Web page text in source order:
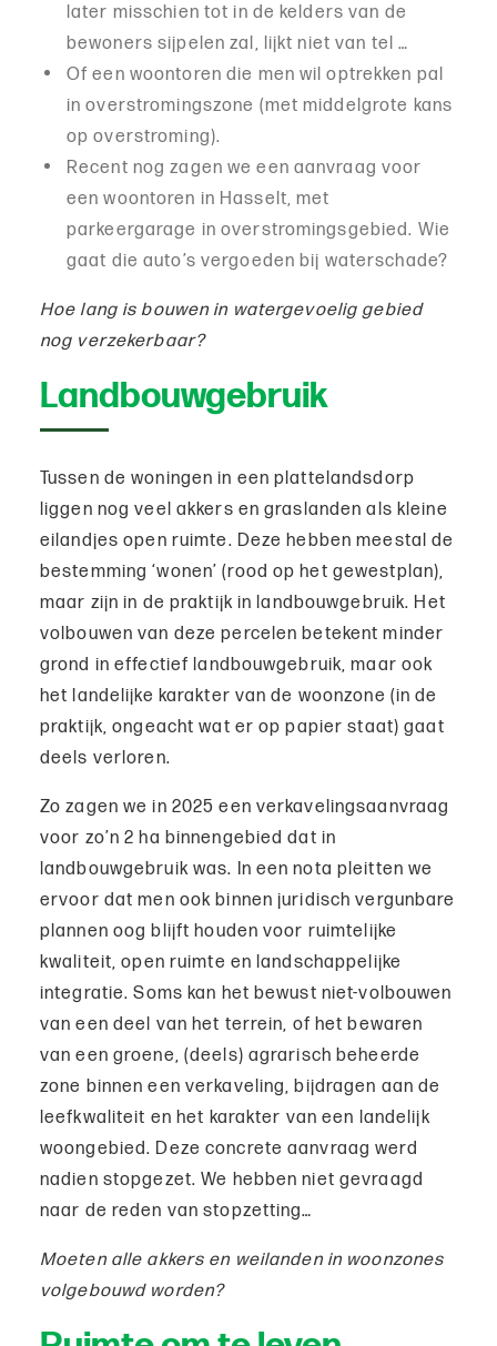
later misschien tot in de kelders van de
bewoners sijpelen zal, lijkt niet van tel …
Of een woontoren die men wil optrekken pal
in overstromingszone (met middelgrote kans
op overstroming).
Recent nog zagen we een aanvraag voor
een woontoren in Hasselt, met
parkeergarage in overstromingsgebied. Wie
gaat die auto’s vergoeden bij waterschade?
Hoe lang is bouwen in watergevoelig gebied
nog verzekerbaar?
Landbouwgebruik
Tussen de woningen in een plattelandsdorp
liggen nog veel akkers en graslanden als kleine
eilandjes open ruimte. Deze hebben meestal de
bestemming ‘wonen’ (rood op het gewestplan),
maar zijn in de praktijk in landbouwgebruik. Het
volbouwen van deze percelen betekent minder
grond in effectief landbouwgebruik, maar ook
het landelijke karakter van de woonzone (in de
praktijk, ongeacht wat er op papier staat) gaat
deels verloren.
Zo zagen we in 2025 een verkavelingsaanvraag
voor zo’n 2 ha binnengebied dat in
landbouwgebruik was. In een nota pleitten we
ervoor dat men ook binnen juridisch vergunbare
plannen oog blijft houden voor ruimtelijke
kwaliteit, open ruimte en landschappelijke
integratie. Soms kan het bewust niet-volbouwen
van een deel van het terrein, of het bewaren
van een groene, (deels) agrarisch beheerde
zone binnen een verkaveling, bijdragen aan de
leefkwaliteit en het karakter van een landelijk
woongebied. Deze concrete aanvraag werd
nadien stopgezet. We hebben niet gevraagd
naar de reden van stopzetting…
Moeten alle akkers en weilanden in woonzones
volgebouwd worden?